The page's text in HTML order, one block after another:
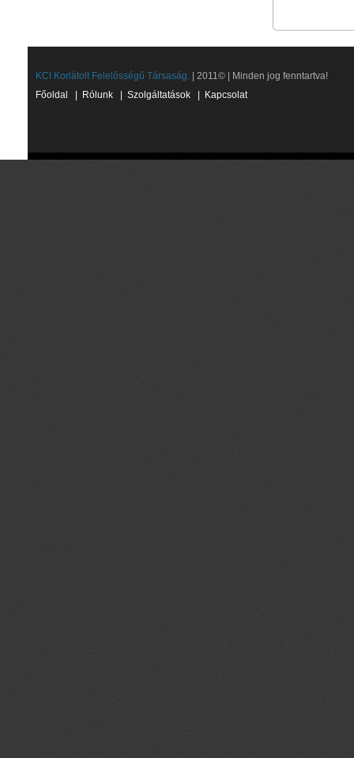
KCI Korlátolt Felelősségű Társaság. | 2011© | Minden jog fenntartva!
Főoldal
Rólunk Szolgáltatások Kapcsolat